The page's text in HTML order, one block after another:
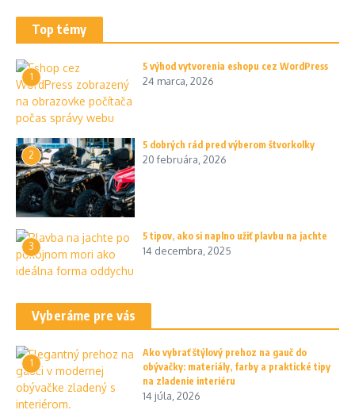
Top témy
1
5 výhod vytvorenia eshopu cez WordPress
24 marca, 2026
2
5 dobrých rád pred výberom štvorkolky
20 februára, 2026
3
5 tipov, ako si naplno užiť plavbu na jachte
14 decembra, 2025
Vyberáme pre vás
1
Ako vybrať štýlový prehoz na gauč do
obývačky: materiály, farby a praktické tipy
na zladenie interiéru
14 júla, 2026